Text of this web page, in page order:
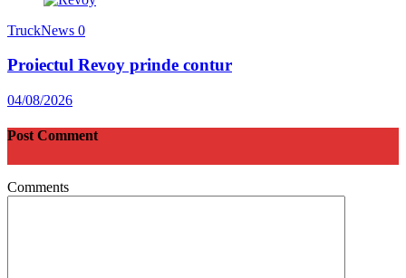
TruckNews 0
Proiectul Revoy prinde contur
04/08/2026
Post Comment
Comments